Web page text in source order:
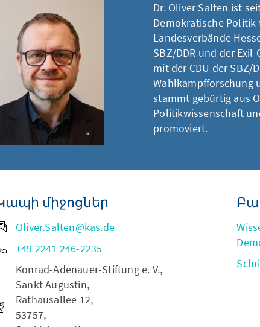
Dr. Oliver Salten ist
Demokratische
Landesverbände
SBZ/DDR und der
mit der CDU der SBZ/
Wahlkampfforschung
stammt gebürtig aus
Politikwissenschaft
promoviert.
միջոցներ
Oliver.Salten@kas.de
+49 2241 246-2235
Konrad-Adenauer-Stiftung e. V.,
Sankt Augustin,
Rathausallee 12,
53757,